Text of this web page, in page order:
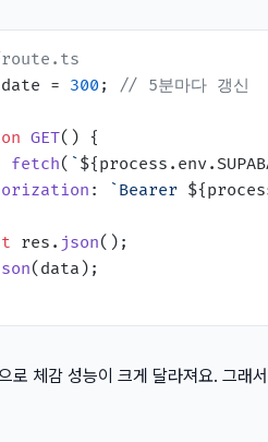
= 300 ; // 5분마다 갱신
GET( ) {
fetch( `
: `Bearer
res. json();
(data);
로 체감 성능이 크게 달라져요. 그래